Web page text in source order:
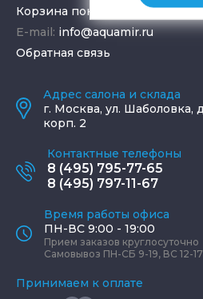
Корзина покупок
E-mail: info@aquamir.ru
Обратная связь
Адрес салона и склада
г. Москва, ул. Шаболовка,
корп. 2
Контактные телефоны
8 (495) 795-77-65
8 (495) 797-11-67
Время работы офиса
ПН-ВС 9:00 - 19:00
Прием заказов круглосуточно
Самовывоз ПН-СБ 9-19, ВС 12-17
Принимаем к оплате